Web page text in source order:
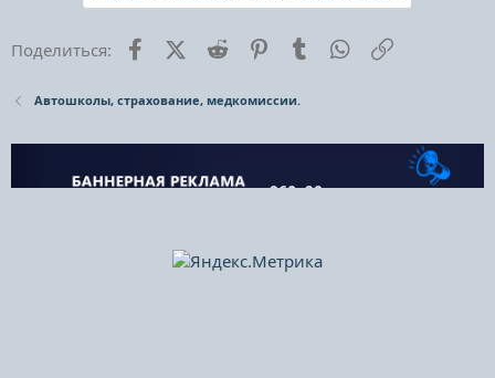
Поделиться: FacebookX (Twitter)
Reddit PinterestTumblr WhatsApp
Автошколы, страхование, медкомиссии.